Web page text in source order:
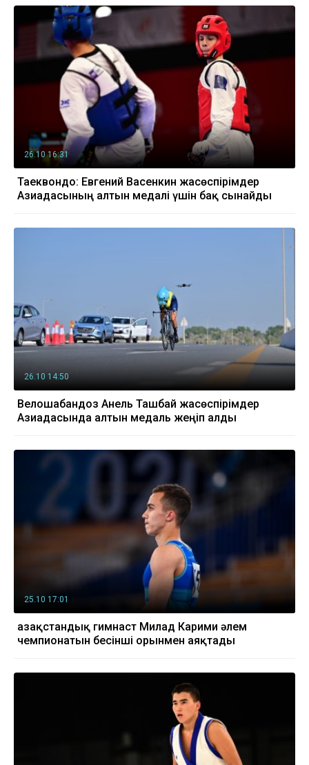
26.10 16:31
Таеквондо: Евгений Васенкин жасөспірімдер
Азиадасының алтын медалі үшін бақ сынайды
26.10 14:50
Велошабандоз Анель Ташбай жасөспірімдер
Азиадасында алтын медаль жеңіп алды
25.10 17:01
Қазақстандық гимнаст Милад Карими әлем
чемпионатын бесінші орынмен аяқтады